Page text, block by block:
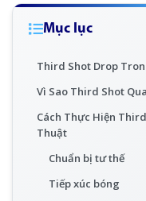
Mục lục
Third Shot Drop
Vì Sao Third Shot
Cách Thực Hiện
Thuật
Chuẩn bị tư thế
Tiếp xúc bóng